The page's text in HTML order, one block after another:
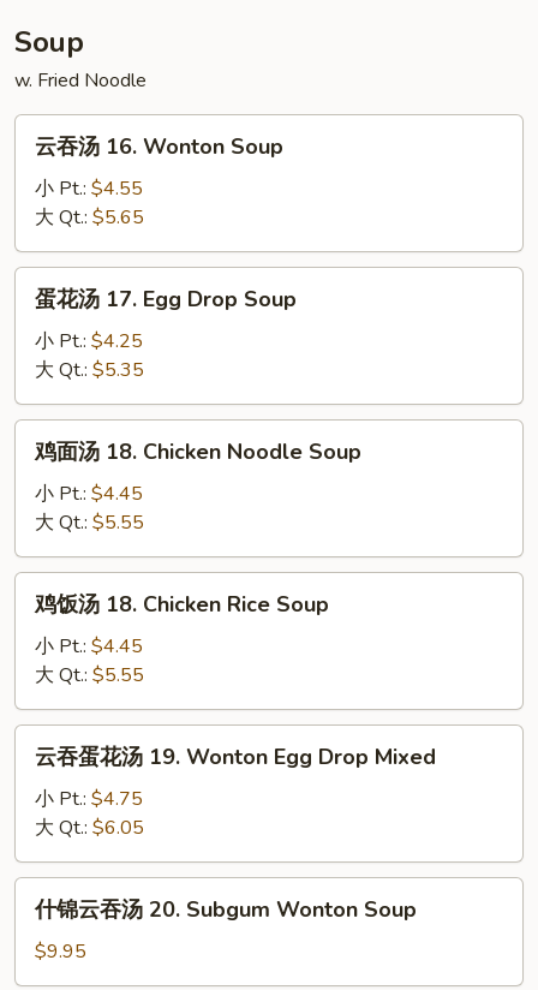
Soup
w. Fried Noodle
16.
Wonton
Soup
云吞汤 16. Wonton Soup
小 Pt.: $4.55
大 Qt.: $5.65
17.
Egg
Drop
Soup
蛋花汤 17. Egg Drop Soup
小 Pt.: $4.25
大 Qt.: $5.35
18.
Chicken
Noodle
Soup
鸡面汤 18. Chicken Noodle Soup
小 Pt.: $4.45
大 Qt.: $5.55
18.
Chicken
Rice
Soup
鸡饭汤 18. Chicken Rice Soup
小 Pt.: $4.45
大 Qt.: $5.55
汤
19.
Wonton
Egg
云吞蛋花汤 19. Wonton Egg Drop Mixed
小 Pt.: $4.75
大 Qt.: $6.05
吞
什锦云吞汤 20. Subgum Wonton Soup
$9.95